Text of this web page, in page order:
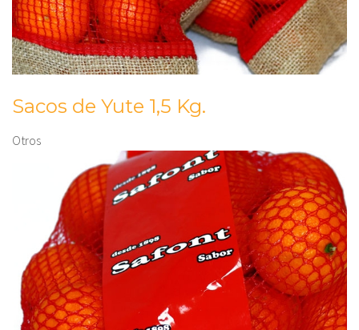
Sacos de Yute 1,5 Kg.
Otros